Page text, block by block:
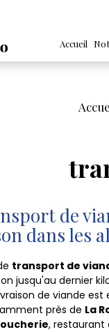
Accueil
de
dans les
transport de
jusqu'au dernier
de viande
près de La
, restaurant